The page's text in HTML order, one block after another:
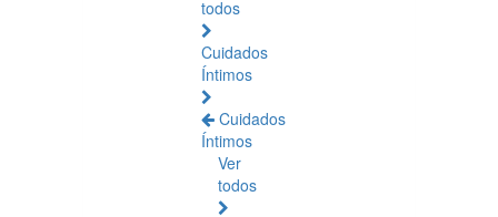
todos
Cuidados
Íntimos
Cuidados
Íntimos
Ver
todos